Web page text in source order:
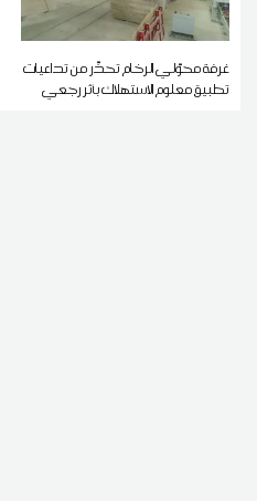
غرفة محوّلي الرخام تحذّر من تداعيات
تطبيق معلوم الاستهلاك بأثر رجعي